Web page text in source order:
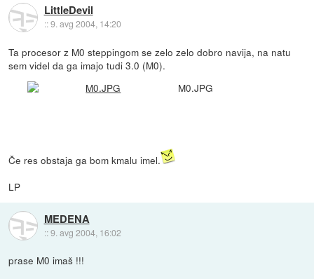
LittleDevil
::9. avg 2004, 14:20
Ta procesor z M0 steppingom se zelo zelo dobro navija, na natu
sem videl da ga imajo tudi 3.0 (M0).
M0.JPG
Če res obstaja ga bom kmalu imel.
LP
MEDENA
::9. avg 2004, 16:02
prase M0 imaš !!!